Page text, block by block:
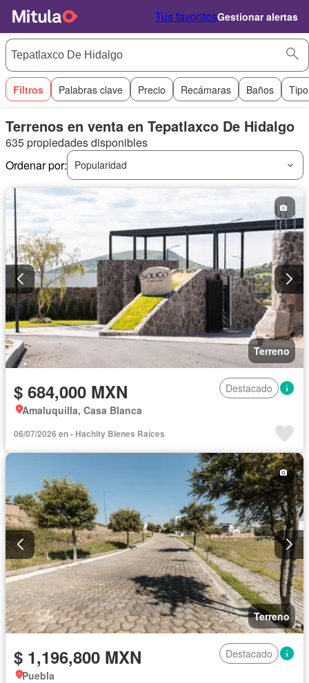
Tus favoritosGestionar alertas
Filtros Palabras clave Precio Recámaras Baños
Terrenos en venta en Tepatlaxco De Hidalgo
635 propiedades disponibles
Ordenar por:
Popularidad
Terreno
$ 684,000 MXN
Destacado
Amaluquilla, Casa Blanca
06/07/2026 en - Hachity Bienes Raíces
Terreno
$ 1,196,800 MXN
Destacado
Puebla